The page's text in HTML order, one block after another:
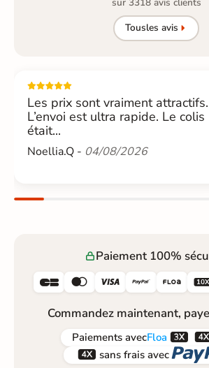
Tousles avis
Les prix sont vraiment attractifs.
L’envoi est ultra rapide. Le colis
était...
Noellia.Q - 04/08/2026
Paiement 100%
    
Commandez maintenant,
Paiements avecFloa 
 sans frais avec